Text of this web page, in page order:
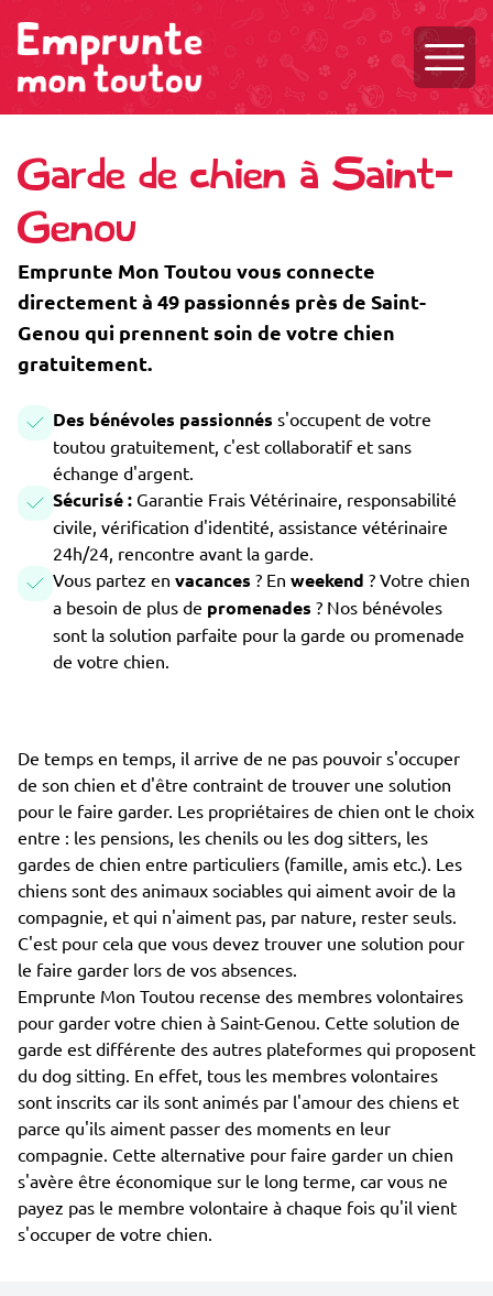
Garde de chien à Saint-
Genou
Emprunte Mon Toutou vous connecte
directement à 49 passionnés près de Saint-
Genou qui prennent soin de votre chien
gratuitement.
Des bénévoles passionnés s'occupent de votre
toutou gratuitement, c'est collaboratif et sans
échange d'argent.
Sécurisé : Garantie Frais Vétérinaire, responsabilité
civile, vérification d'identité, assistance vétérinaire
24h/24, rencontre avant la garde.
Vous partez en vacances ? En weekend ? Votre chien
a besoin de plus de promenades ? Nos bénévoles
sont la solution parfaite pour la garde ou promenade
de votre chien.
De temps en temps, il arrive de ne pas pouvoir s'occuper
de son chien et d'être contraint de trouver une solution
pour le faire garder. Les propriétaires de chien ont le choix
entre : les pensions, les chenils ou les dog sitters, les
gardes de chien entre particuliers (famille, amis etc.). Les
chiens sont des animaux sociables qui aiment avoir de la
compagnie, et qui n'aiment pas, par nature, rester seuls.
C'est pour cela que vous devez trouver une solution pour
le faire garder lors de vos absences.
Emprunte Mon Toutou recense des membres volontaires
pour garder votre chien à Saint-Genou. Cette solution de
garde est différente des autres plateformes qui proposent
du dog sitting. En effet, tous les membres volontaires
sont inscrits car ils sont animés par l'amour des chiens et
parce qu'ils aiment passer des moments en leur
compagnie. Cette alternative pour faire garder un chien
s'avère être économique sur le long terme, car vous ne
payez pas le membre volontaire à chaque fois qu'il vient
s'occuper de votre chien.